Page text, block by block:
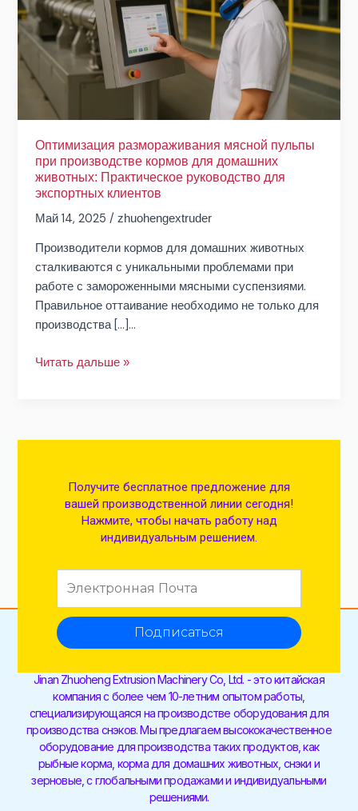
Оптимизация размораживания мясной пульпы
при производстве кормов для домашних
животных: Практическое руководство для
экспортных клиентов
Май 14, 2025/zhuohengextruder
Производители кормов для домашних животных
сталкиваются с уникальными проблемами при
работе с замороженными мясными суспензиями.
Правильное оттаивание необходимо не только для
производства [...]...
производстве
кормов
для
домашних
животных:
Практическое
для
экспортных
клиентов
Читать дальше »
Получите бесплатное предложение для
вашей производственной линии сегодня!
Нажмите, чтобы начать работу над
индивидуальным решением.
Подписаться
Jinan Zhuoheng Extrusion Machinery Co, Ltd. - это китайская
компания с более чем 10-летним опытом работы,
специализирующаяся на производстве оборудования для
производства снэков. Мы предлагаем высококачественное
оборудование для производства таких продуктов, как
рыбные корма, корма для домашних животных, снэки и
зерновые, с глобальными продажами и индивидуальными
решениями.